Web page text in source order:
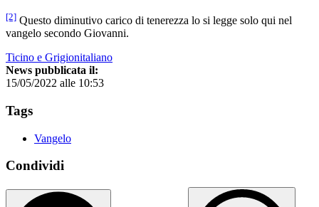
[2] Questo diminutivo carico di tenerezza lo si legge solo qui nel
vangelo secondo Giovanni.
Ticino e Grigionitaliano
News pubblicata il:
15/05/2022 alle 10:53
Tags
Vangelo
Condividi